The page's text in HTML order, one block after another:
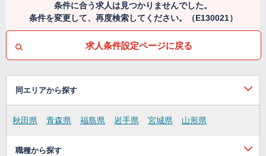
条件に合う求人は見つかりませんでした。
条件を変更して、再度検索してください。（E130021）
求人条件設定ページに戻る
同エリアから探す
秋田県 青森県 福島県 岩手県 宮城県 山形県
職種から探す